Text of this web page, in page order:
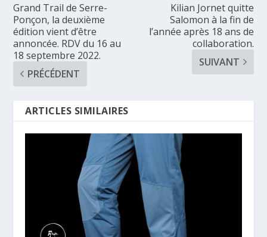
Grand Trail de Serre-
Ponçon, la deuxième
édition vient d’être
annoncée. RDV du 16 au
18 septembre 2022.
PRÉCÉDENT
Kilian Jornet quitte
Salomon à la fin de
l’année après 18 ans de
collaboration.
SUIVANT
ARTICLES SIMILAIRES